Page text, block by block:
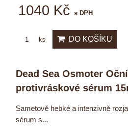
1040 Kč s DPH
ks DO KOŠÍKU
Dead Sea Osmoter
protivráskové sérum
Sametově hebké a intenzivně
sérum s...